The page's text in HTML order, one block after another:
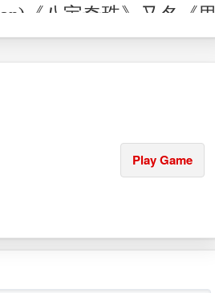
《八宝奇珠》又名《里
怪物
玩的。这款游戏的玩法应该说
问题的，只不过玩家需要注意
。到下方洞窟找和尚，得密
Play Game